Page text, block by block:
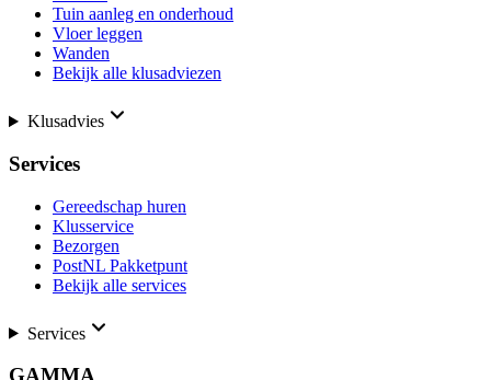
Tuin aanleg en onderhoud
Vloer leggen
Wanden
Bekijk alle klusadviezen
Klusadvies
Services
Gereedschap huren
Klusservice
Bezorgen
PostNL Pakketpunt
Bekijk alle services
Services